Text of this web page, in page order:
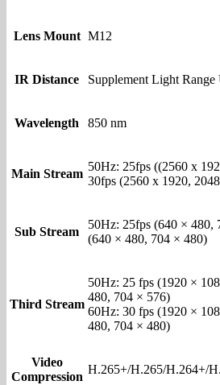
Lens Mount M12
IR Distance Supplement Light Range
Wavelength 850 nm
Main Stream
50Hz: 25fps ((2560 x
30fps (2560 x 1920,
Sub Stream
50Hz: 25fps (640 × 480,
(640 × 480, 704 × 480)
Third Stream
50Hz: 25 fps (1920 ×
480, 704 × 576)
60Hz: 30 fps (1920 ×
480, 704 × 480)
Video
Compression
H.265+/H.265/H.264+/